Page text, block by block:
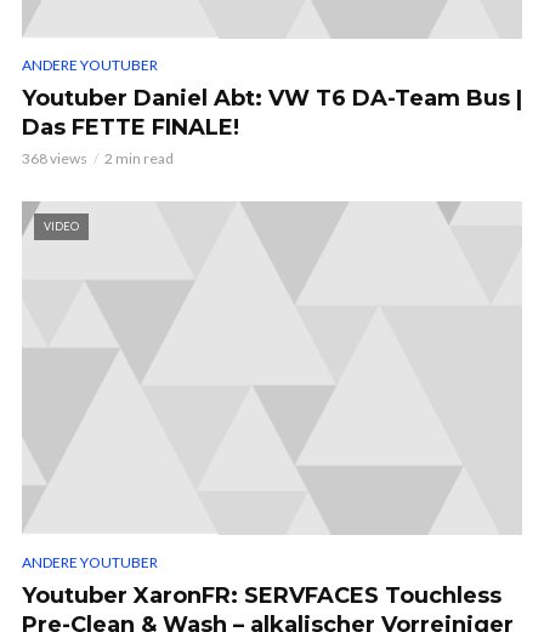
ANDERE YOUTUBER
Youtuber Daniel Abt: VW T6 DA-Team Bus |
Das FETTE FINALE!
368 views 2 min read
VIDEO
ANDERE YOUTUBER
Youtuber XaronFR: SERVFACES Touchless
Pre-Clean & Wash – alkalischer Vorreiniger